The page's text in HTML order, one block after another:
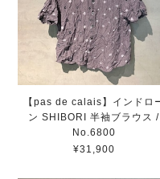
【pas de calais】インドロ
ン SHIBORI 半袖ブラウス /
No.6800
¥31,900